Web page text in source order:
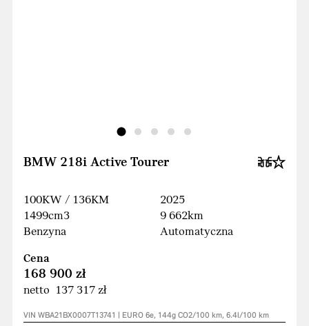
BMW 218i Active Tourer
100KW / 136KM
1499cm3
Benzyna
2025
9 662km
Automatyczna
Cena
168 900 zł
netto 137 317 zł
VIN WBA21BX0007T13741 | EURO 6e, 144g CO2/100 km, 6.4l/100 km